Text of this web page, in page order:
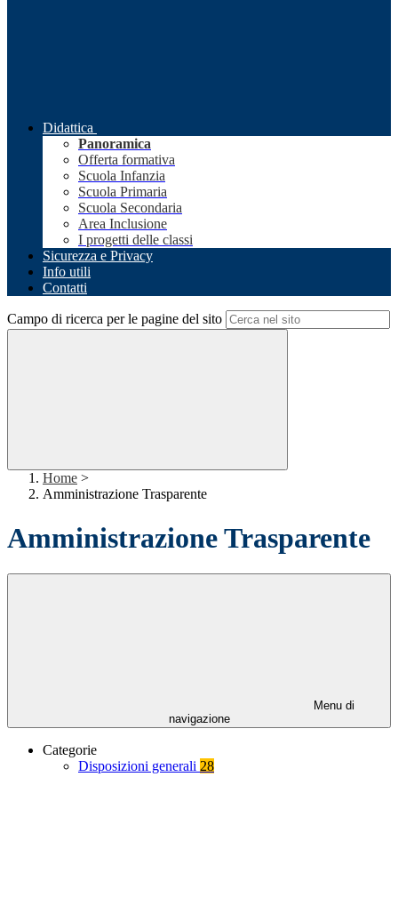
Didattica
Panoramica
Offerta formativa
Scuola Infanzia
Scuola Primaria
Scuola Secondaria
Area Inclusione
I progetti delle classi
Sicurezza e Privacy
Info utili
Contatti
Campo di ricerca per le pagine del sito
Home >
Amministrazione Trasparente
Amministrazione Trasparente
Menu di
navigazione
Categorie
Disposizioni generali 28